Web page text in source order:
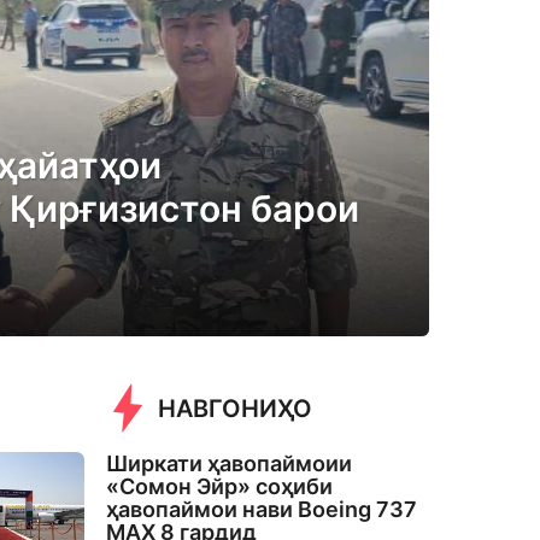
барои
НАВГОНИҲО
Ширкати ҳавопаймоии
«Сомон Эйр» соҳиби
ҳавопаймои нави Boeing 737
MAX 8 гардид